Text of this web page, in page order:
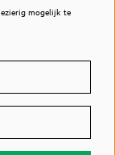
mogelijk te